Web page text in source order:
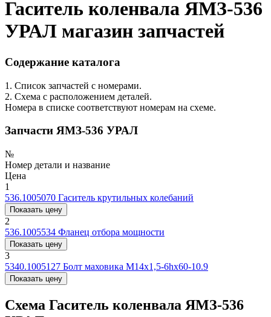
Гаситель коленвала ЯМЗ-536
УРАЛ магазин запчастей
Содержание каталога
1. Список запчастей с номерами.
2. Схема с расположением деталей.
Номера в списке соответствуют номерам на схеме.
Запчасти ЯМЗ-536 УРАЛ
№
Номер детали и название
Цена
1
536.1005070 Гаситель крутильных колебаний
Показать цену
2
536.1005534 Фланец отбора мощности
Показать цену
3
5340.1005127 Болт маховика М14х1,5-6hx60-10.9
Показать цену
Схема Гаситель коленвала ЯМЗ-536